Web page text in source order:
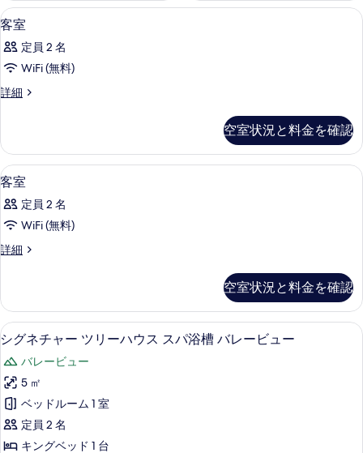
客
室
の
す
べ
の
写
真
を
表
示
29
客室
定員 2 名
WiFi (無料)
詳細
客
細
空室状況と料金を確認
客
室
の
す
べ
の
写
真
を
表
示
す
る
1 室のベッドルーム、高級寝具、ピ
30
客室
定員 2 名
WiFi (無料)
詳細
客
細
空室状況と料金を確認
シ
グ
ネ
チ
ャ
ー
シグネチャー ツリーハウス スパ浴
29
シグネチャー ツリーハウス スパ浴槽 バレービュー
バレービュー
5 ㎡
ベッドルーム 1 室
定員 2 名
キングベッド 1 台